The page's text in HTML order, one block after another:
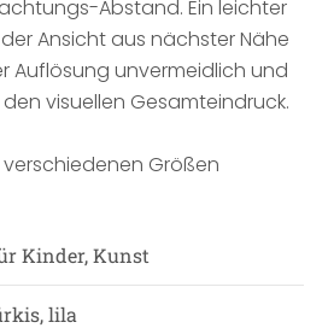
Abstand. Ein leichter
Ansicht aus nächster Nähe
Auflösung unvermeidlich und
visuellen Gesamteindruck.
Größen
Kinder, Kunst
lila